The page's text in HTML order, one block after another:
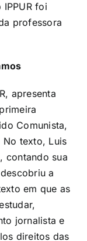
foi
professora
apresenta
Comunista,
No texto, Luis
contando sua
a
em que as
jornalista e
direitos das